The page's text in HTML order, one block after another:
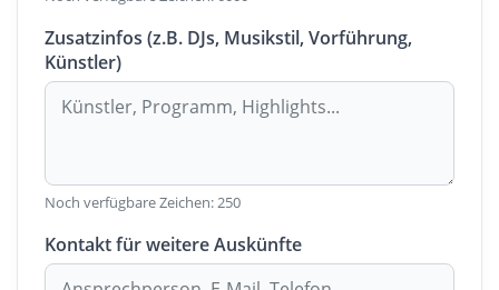
Zusatzinfos (z.B. DJs, Musikstil, Vorführung,
Künstler)
Noch verfügbare Zeichen:250
Kontakt für weitere Auskünfte